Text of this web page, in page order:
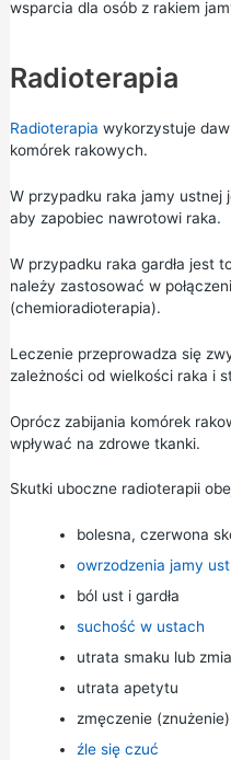
wsparcia dla osób z rakiem
Radioterapia
Radioterapia wykorzystuje
komórek rakowych.
W przypadku raka jamy ustnej
aby zapobiec nawrotowi raka.
W przypadku raka gardła jest
należy zastosować w
(chemioradioterapia).
Leczenie przeprowadza się
zależności od wielkości raka i
Oprócz zabijania komórek
wpływać na zdrowe tkanki.
Skutki uboczne radioterapii
bolesna, czerwona
owrzodzenia jamy
ból ust i gardła
suchość w ustach
utrata smaku lub
utrata apetytu
zmęczenie (znużenie)
źle się czuć